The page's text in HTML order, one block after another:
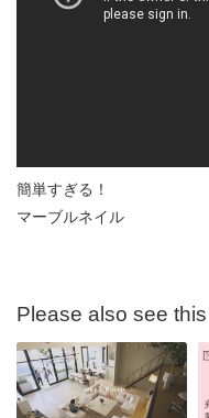
簡単すぎる！
マーブルネイル
Please also see this